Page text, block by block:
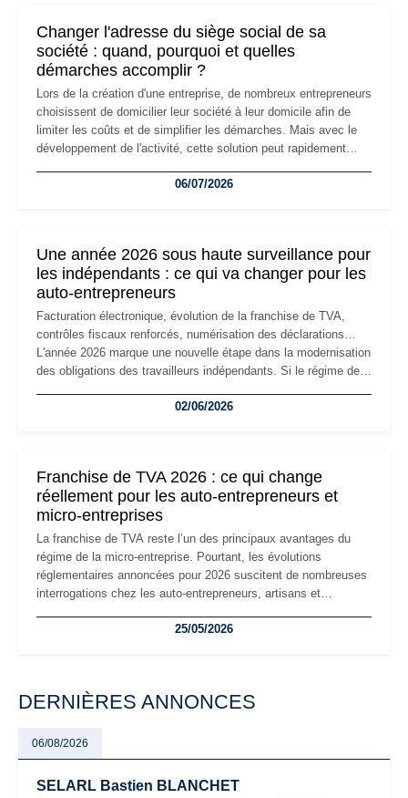
Changer l'adresse du siège social de sa
société : quand, pourquoi et quelles
démarches accomplir ?
Lors de la création d'une entreprise, de nombreux entrepreneurs
choisissent de domicilier leur société à leur domicile afin de
limiter les coûts et de simplifier les démarches. Mais avec le
développement de l'activité, cette solution peut rapidement
professionnels, recrutement, image de marque… Le
06/07/2026
Une année 2026 sous haute surveillance pour
les indépendants : ce qui va changer pour les
auto-entrepreneurs
Facturation électronique, évolution de la franchise de TVA,
contrôles fiscaux renforcés, numérisation des déclarations…
L'année 2026 marque une nouvelle étape dans la modernisation
des obligations des travailleurs indépendants. Si le régime de
les auto-entrepreneurs devront s'adapter à un environnement
02/06/2026
Franchise de TVA 2026 : ce qui change
réellement pour les auto-entrepreneurs et
micro-entreprises
La franchise de TVA reste l’un des principaux avantages du
régime de la micro-entreprise. Pourtant, les évolutions
réglementaires annoncées pour 2026 suscitent de nombreuses
interrogations chez les auto-entrepreneurs, artisans et
facturation ou risque de bascule vers la TVA : les règles
25/05/2026
DERNIÈRES ANNONCES
06/08/2026
SELARL Bastien BLANCHET